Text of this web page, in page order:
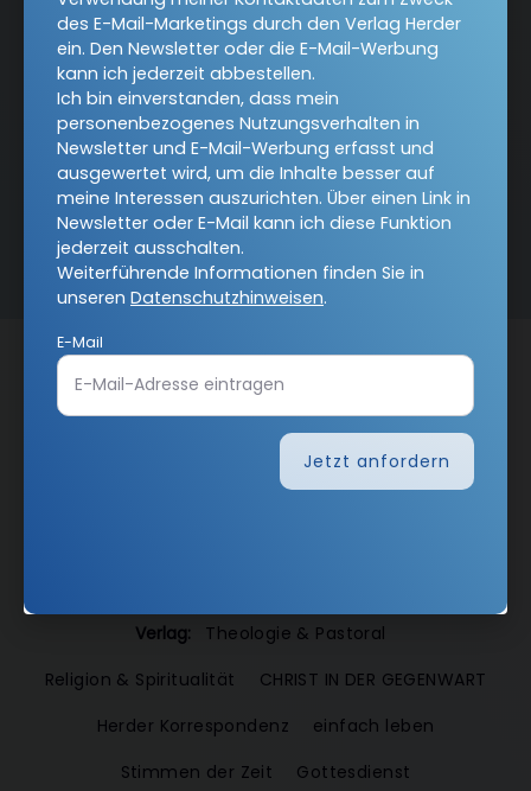
Alle Hefte
Abo bestellen
Kategorien: Online
Herausgeber und Redaktion
Autorinnen und Autoren
Verlag:
Theologie & Pastoral
Religion & Spiritualität
CHRIST IN DER GEGENWART
Herder Korrespondenz
einfach leben
Stimmen der Zeit
Gottesdienst
des E-Mail-Marketings durch den Verlag Herder
ein. Den Newsletter oder die E-Mail-Werbung
kann ich jederzeit abbestellen.
Ich bin einverstanden, dass mein
personenbezogenes Nutzungsverhalten in
Newsletter und E-Mail-Werbung erfasst und
ausgewertet wird, um die Inhalte besser auf
meine Interessen auszurichten. Über einen Link in
Newsletter oder E-Mail kann ich diese Funktion
jederzeit ausschalten.
Weiterführende Informationen finden Sie in
unseren Datenschutzhinweisen.
E-Mail
Jetzt anfordern